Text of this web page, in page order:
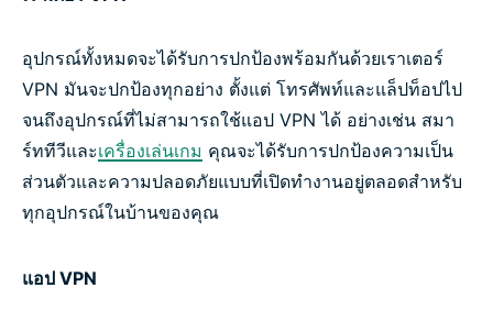
อุปกรณ์ทั้งหมดจะได้รับการปกป้องพร้อมกันด้วยเราเตอร์
VPN มันจะปกป้องทุกอย่าง ตั้งแต่ โทรศัพท์และแล็ปท็อปไป
จนถึงอุปกรณ์ที่ไม่สามารถใช้แอป VPN ได้ อย่างเช่น สมา
ร์ททีวีและเครื่องเล่นเกม คุณจะได้รับการปกป้องความเป็น
ส่วนตัวและความปลอดภัยแบบที่เปิดทำงานอยู่ตลอดสำหรับ
ทุกอุปกรณ์ในบ้านของคุณ
แอป VPN